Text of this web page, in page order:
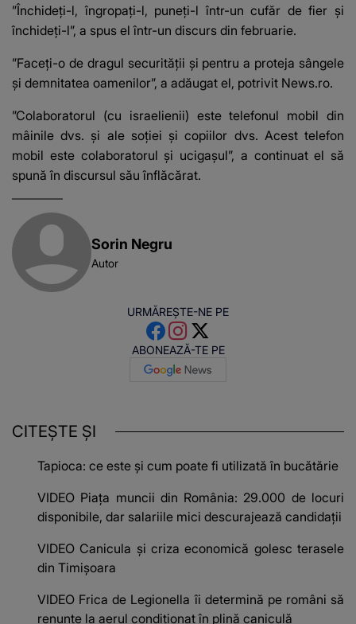
”Închideţi-l, îngropaţi-l, puneţi-l într-un cufăr de fier şi
închideţi-l”, a spus el într-un discurs din februarie.
”Faceţi-o de dragul securităţii şi pentru a proteja sângele
şi demnitatea oamenilor”, a adăugat el, potrivit News.ro.
”Colaboratorul (cu israelienii) este telefonul mobil din
mâinile dvs. şi ale soţiei şi copiilor dvs. Acest telefon
mobil este colaboratorul şi ucigaşul”, a continuat el să
spună în discursul său înflăcărat.
Sorin Negru
Autor
URMĂREȘTE-NE PE
ABONEAZĂ-TE PE
CITEȘTE ȘI
Tapioca: ce este și cum poate fi utilizată în bucătărie
VIDEO Piața muncii din România: 29.000 de locuri
disponibile, dar salariile mici descurajează candidații
VIDEO Canicula și criza economică golesc terasele
din Timișoara
VIDEO Frica de Legionella îi determină pe români să
renunțe la aerul condiționat în plină caniculă